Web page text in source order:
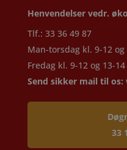
Henvendelser vedr.
Tlf.: 33 36 49 87
Man-torsdag kl. 9-12 og
Fredag kl. 9-12 og 13-14
Send sikker mail til os:
33